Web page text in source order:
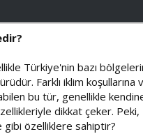
Türkiye'nin bazı
Farklı iklim koşullarına
bu tür, genellikle
dikkat çeker. Peki,
gibi özelliklere sahiptir?